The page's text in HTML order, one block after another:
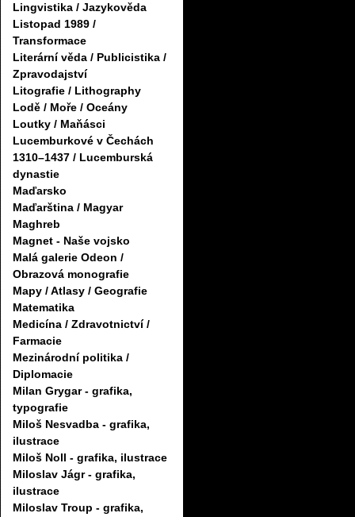
Lingvistika / Jazykověda
Listopad 1989 /
Transformace
Literární věda / Publicistika /
Zpravodajství
Litografie / Lithography
Lodě / Moře / Oceány
Loutky / Maňásci
Lucemburkové v Čechách
1310–1437 / Lucemburská
dynastie
Maďarsko
Maďarština / Magyar
Maghreb
Magnet - Naše vojsko
Malá galerie Odeon /
Obrazová monografie
Mapy / Atlasy / Geografie
Matematika
Medicína / Zdravotnictví /
Farmacie
Mezinárodní politika /
Diplomacie
Milan Grygar - grafika,
typografie
Miloš Nesvadba - grafika,
ilustrace
Miloš Noll - grafika, ilustrace
Miloslav Jágr - grafika,
ilustrace
Miloslav Troup - grafika,